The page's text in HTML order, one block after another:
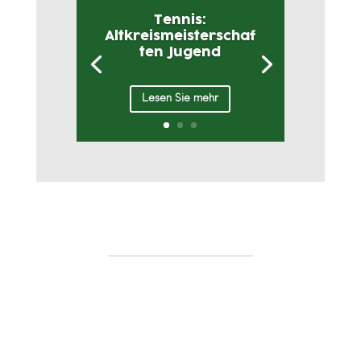
Tennis:
Altkreismeisterschaf
ten Jugend
Lesen Sie mehr